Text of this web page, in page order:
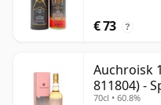
€ 73 ?
Auchroisk
811804) -
70cl • 60.8%